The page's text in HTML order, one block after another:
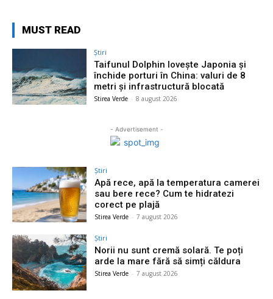
MUST READ
Știri
Taifunul Dolphin lovește Japonia și
închide porturi în China: valuri de 8
metri și infrastructură blocată
Stirea Verde - 8 august 2026
- Advertisement -
Știri
Apă rece, apă la temperatura camerei
sau bere rece? Cum te hidratezi
corect pe plajă
Stirea Verde - 7 august 2026
Știri
Norii nu sunt cremă solară. Te poți
arde la mare fără să simți căldura
Stirea Verde - 7 august 2026